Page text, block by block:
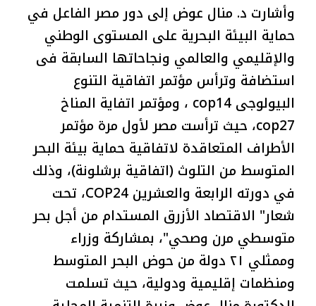
وأشارت د. منال عوض إلى دور مصر الفاعل في
حماية البيئة البحرية على المستوى الوطني
والإقليمي والعالمي ونجاحاتها السابقة فى
استضافة وترأس مؤتمر اتفاقية التنوع
البيولوجى cop14 ، ومؤتمر اتفاية المناخ
cop27، حيث ترأست مصر لأول مرة مؤتمر
الأطراف المتعاقدة لاتفاقية حماية بيئة البحر
المتوسط من التلوث (اتفاقية برشلونة)، وذلك
في دورته الرابعة والعشرين COP24، تحت
شعار" الاقتصاد الأزرق المستدام من أجل بحر
متوسطي مرن وصحي"، بمشاركة وزراء
وممثلي ٢١ دولة من حوض البحر المتوسط
ومنظمات إقليمية ودولية، حيث تسلمت